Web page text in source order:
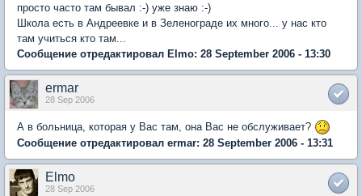
просто часто там бывал :-) уже знаю :-)
Школа есть в Андреевке и в Зеленограде их много... у нас кто
там учиться кто там...
Сообщение отредактировал Elmo: 28 September 2006 - 13:30
ermar
28 Sep 2006
А в больница, которая у Вас там, она Вас не обслуживает?
Сообщение отредактировал ermar: 28 September 2006 - 13:31
Elmo
28 Sep 2006